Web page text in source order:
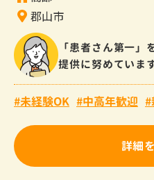
郡山市
「患者さん第一
提供に努めています
未経験OK 中高年歓迎
詳細